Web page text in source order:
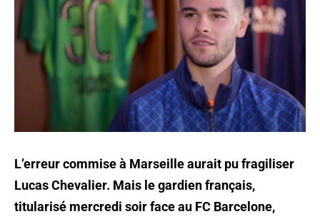
L’erreur commise à Marseille aurait pu fragiliser
Lucas Chevalier. Mais le gardien français,
titularisé mercredi soir face au FC Barcelone,